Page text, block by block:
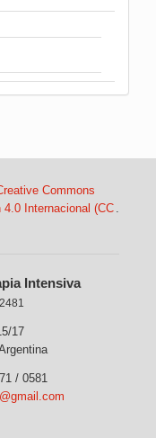
Commons
4.0 Internacional (CC .
Intensiva
17
/ 0581